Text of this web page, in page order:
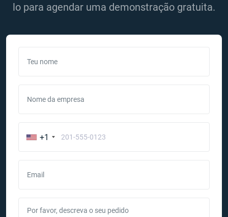
lo para agendar uma demonstração gratuita.
Teu nome
Nome da empresa
+1
Email
Por favor, descreva o seu pedido